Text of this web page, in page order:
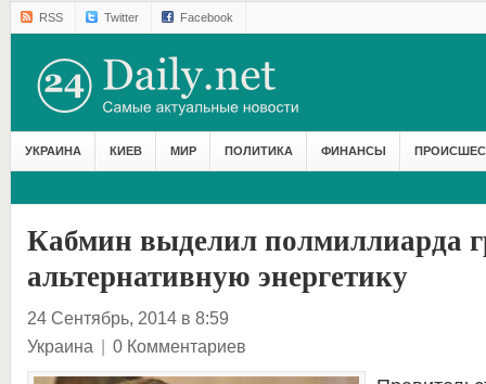
RSS Twitter Facebook
УКРАИНА КИЕВ МИР ПОЛИТИКА ФИНАНСЫ
Кабмин выделил полмиллиарда
альтернативную энергетику
24 Сентябрь, 2014 в 8:59
Украина | 0 Комментариев